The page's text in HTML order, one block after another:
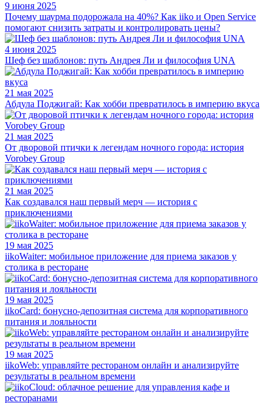
9 июня 2025
Почему шаурма подорожала на 40%? Как iiko и Open Service
помогают снизить затраты и контролировать цены?
4 июня 2025
Шеф без шаблонов: путь Андрея Ли и философия UNA
21 мая 2025
Абдула Поджигай: Как хобби превратилось в империю вкуса
21 мая 2025
От дворовой птички к легендам ночного города: история
Vorobey Group
21 мая 2025
Как создавался наш первый мерч — история с
приключениями
19 мая 2025
iikoWaiter: мобильное приложение для приема заказов у
столика в ресторане
19 мая 2025
iikoCard: бонусно-депозитная система для корпоративного
питания и лояльности
19 мая 2025
iikoWeb: управляйте рестораном онлайн и анализируйте
результаты в реальном времени